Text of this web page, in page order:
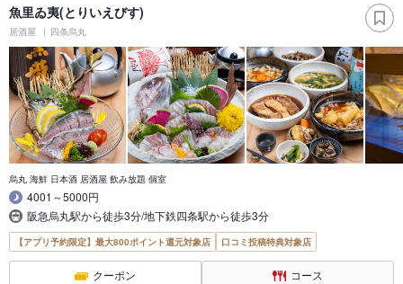
魚里ゐ夷(とりいえびす)
居酒屋 四条烏丸
烏丸 海鮮 日本酒 居酒屋 飲み放題 個室
4001～5000円
阪急烏丸駅から徒歩3分/地下鉄四条駅から徒歩3分
【アプリ予約限定】最大800ポイント還元対象店 口コミ投稿特典対象店
クーポン コース